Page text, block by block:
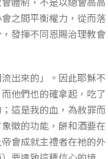
之間平衡權力，從而落
發揮不同恩賜治理教會
出來的」。因此耶穌不
他們也的確拿起，吃了
這是我的血，為赦罪而
徵的功能，餅和酒要在
會成就主禮者在祂的外